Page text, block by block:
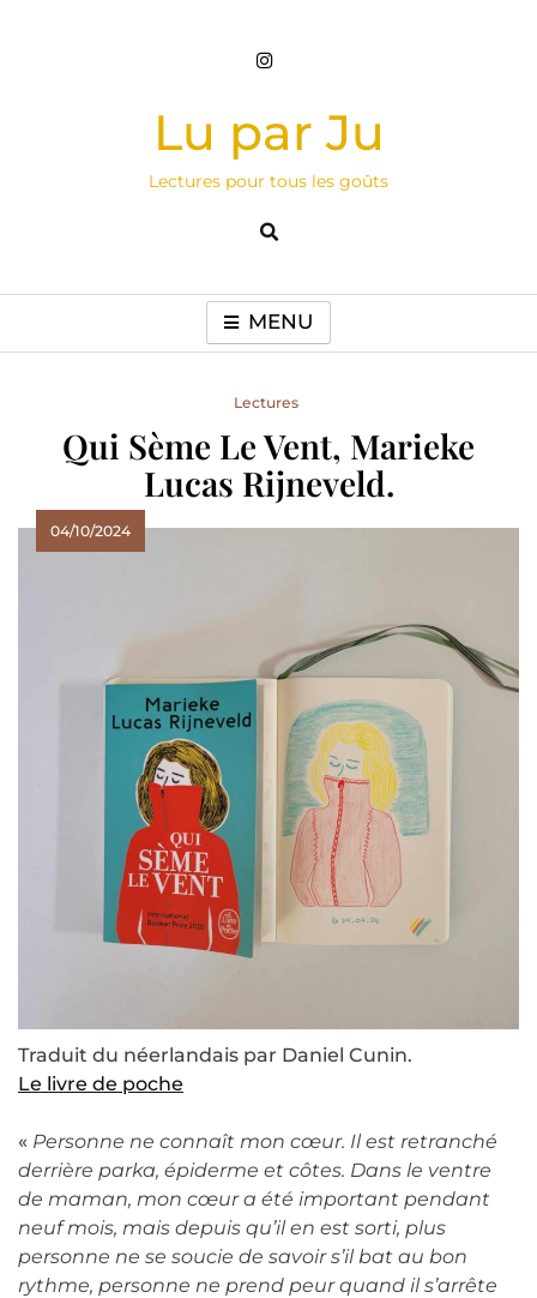
Lu par Ju
Lectures pour tous les goûts
MENU
Lectures
Qui Sème Le Vent, Marieke
Lucas Rijneveld.
04/10/2024
Traduit du néerlandais par Daniel Cunin.
Le livre de poche
« Personne ne connaît mon cœur. Il est retranché
derrière parka, épiderme et côtes. Dans le ventre
de maman, mon cœur a été important pendant
neuf mois, mais depuis qu’il en est sorti, plus
personne ne se soucie de savoir s’il bat au bon
rythme, personne ne prend peur quand il s’arrête